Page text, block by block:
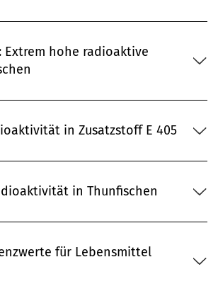
Extrem hohe radioaktive
in Zusatzstoff E 405
in Thunfischen
für Lebensmittel